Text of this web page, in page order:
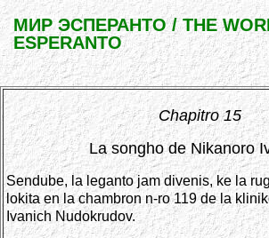
МИР ЭСПЕРАНТО / THE
ESPERANTO
Chapitro 15
La songho de Nikanoro
Sendube, la leganto jam divenis, ke la
lokita en la chambron n-ro 119 de la
Ivanich Nudokrudov.